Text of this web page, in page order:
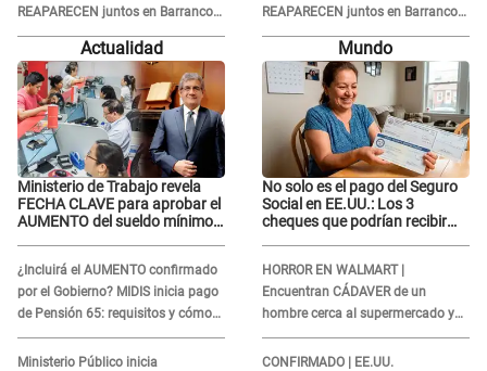
REAPARECEN juntos en Barranco
luego de estar SEPARADOS durante
casi cuatro meses
REAPARECEN juntos en Barranco
luego de estar SEPARADOS durante
casi cuatro meses
Actualidad
Ministerio de Trabajo revela
FECHA CLAVE para aprobar el
AUMENTO del sueldo mínimo:
¿Incluirá el AUMENTO confirmado
por el Gobierno? MIDIS inicia pago
de Pensión 65: requisitos y cómo
obtener el beneficio economico
Ministerio Público inicia
Mundo
No solo es el pago del Seguro
Social en EE.UU.: Los 3
cheques que podrían recibir
HORROR EN WALMART |
Encuentran CÁDAVER de un
hombre cerca al supermercado y
esto reveló la autopsia que le
realizaron
CONFIRMADO | EE.UU.